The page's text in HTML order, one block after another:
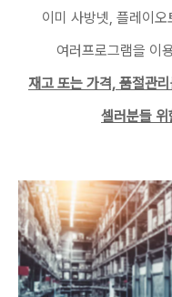
이미 사방넷, 플레이
여러프로그램을 이
재고 또는 가격, 품절관
셀러분들